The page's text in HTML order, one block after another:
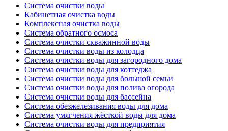
Система очистки воды
Кабинетная очистка воды
Комплексная очистка воды
Система обратного осмоса
Система очистки скважинной воды
Система очистки воды из колодца
Система очистки воды для загородного дома
Система очистки воды для коттеджа
Система очистки воды для большой семьи
Система очистки воды для полива огорода
Система очистки воды для бассейна
Система обезжелезивания воды для дома
Система умягчения жёсткой воды для дома
Система очистки воды для предприятия